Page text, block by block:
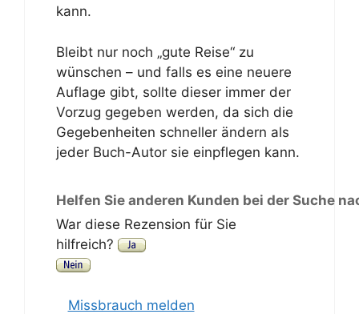
kann.
Bleibt nur noch „gute Reise“ zu
wünschen – und falls es eine neuere
Auflage gibt, sollte dieser immer der
Vorzug gegeben werden, da sich die
Gegebenheiten schneller ändern als
jeder Buch-Autor sie einpflegen kann.
Helfen Sie anderen Kunden bei der Suche
War diese Rezension für Sie
hilfreich?
Missbrauch melden